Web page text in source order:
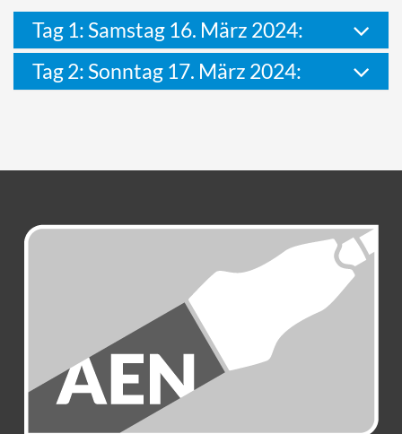
Tag 1: Samstag 16. März 2024:
Tag 2: Sonntag 17. März 2024: